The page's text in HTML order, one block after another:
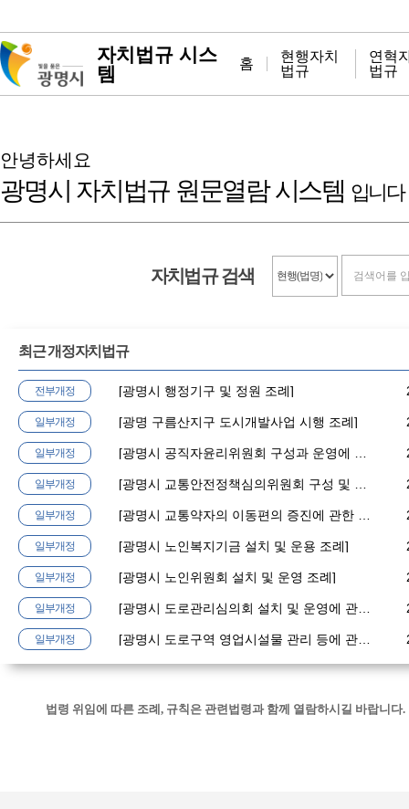
자치법규 시스
템
홈
현행자치
법규
연혁
법규
안녕하세요
광명시 자치법규 원문열람 시스템 입니다
자치법규 검색
최근 개정자치법규
전부개정 [광명시 행정기구 및 정원 조례]
일부개정 [광명 구름산지구 도시개발사업 시행 조례]
일부개정 [광명시 공직자윤리위원회 구성과 운영에 관한 조례
일부개정 [광명시 교통안전정책심의위원회 구성 및 운영에 관한 조례
일부개정 [광명시 교통약자의 이동편의 증진에 관한 조례
일부개정 [광명시 노인복지기금 설치 및 운용 조례]
일부개정 [광명시 노인위원회 설치 및 운영 조례]
일부개정 [광명시 도로관리심의회 설치 및 운영에 관한 조례
일부개정 [광명시 도로구역 영업시설물 관리 등에 관한 조례
법령 위임에 따른 조례, 규칙은 관련법령과 함께 열람하시길 바랍니다.